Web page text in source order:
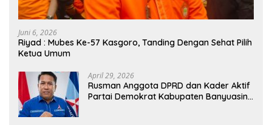
Juni 6, 2026
Riyad : Mubes Ke-57 Kasgoro, Tanding Dengan Sehat Pilih
Ketua Umum
April 29, 2026
Rusman Anggota DPRD dan Kader Aktif
Partai Demokrat Kabupaten Banyuasin